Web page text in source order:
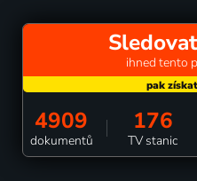
ihned tento
4909
dokumentů
176
TV stanic